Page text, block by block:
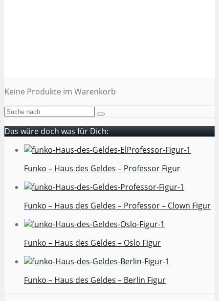
Keine Produkte im Warenkorb
Das wäre doch was für Dich:
Funko – Haus des Geldes – Professor Figur
Funko – Haus des Geldes – Professor – Clown Figur
Funko – Haus des Geldes – Oslo Figur
Funko – Haus des Geldes – Berlin Figur